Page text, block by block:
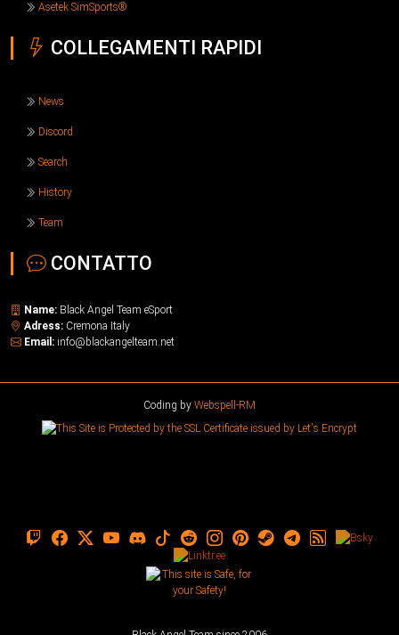
Asetek SimSports®
COLLEGAMENTI RAPIDI
News
Discord
Search
History
Team
CONTATTO
Name: Black Angel Team eSport
Adress: Cremona Italy
Email: info@blackangelteam.net
Coding by Webspell-RM